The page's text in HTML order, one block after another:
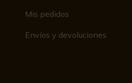
Mis pedidos
Envíos y devoluciones